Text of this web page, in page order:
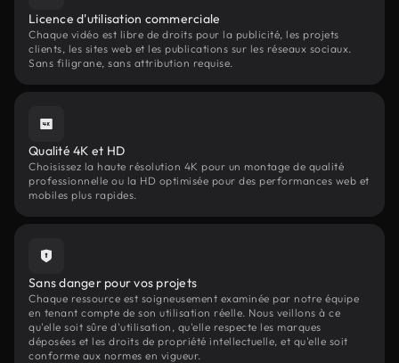
Licence d'utilisation commerciale
Chaque vidéo est libre de droits pour la publicité, les projets
clients, les sites web et les publications sur les réseaux sociaux.
Sans filigrane, sans attribution requise.
Qualité 4K et HD
Choisissez la haute résolution 4K pour un montage de qualité
professionnelle ou la HD optimisée pour des performances web et
mobiles plus rapides.
Sans danger pour vos projets
Chaque ressource est soigneusement examinée par notre équipe
en tenant compte de son utilisation réelle. Nous veillons à ce
qu'elle soit sûre d'utilisation, qu'elle respecte les marques
déposées et les droits de propriété intellectuelle, et qu'elle soit
conforme aux normes en vigueur.